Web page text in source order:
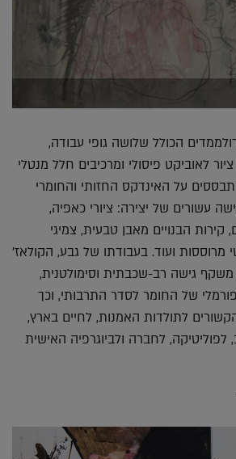
הכולל שלושה גופי עבודה,
ציור לאוביקט פיסולי ומרכיבים חלל מנטלי
על האינדקס החזותי והחומרי
עשורים של יצירה: ציורי כאפיה,
קירות הבנויים מאבן טבעית, צמיגי
מרוססות ועוד. בעבודתו של גבע, הקולאז'
גישה רב-שכבתית וסימולטנית,
של החומר לסדר התרבותי, וכך
לתולדות האמנות, לחיים בארץ,
לפוליטיקה, לחברה ולביוגרפיה האישית